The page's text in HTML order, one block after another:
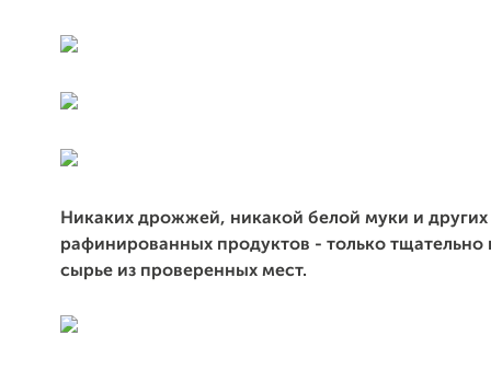
Никаких дрожжей, никакой белой муки и других
рафинированных продуктов - только
сырье из проверенных мест.